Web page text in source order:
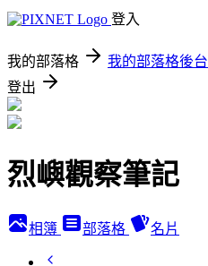
登入
我的部落格 我的部落格後台
登出
烈嶼觀察筆記
相簿 部落格 名片